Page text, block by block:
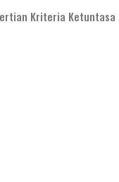
Kriteria Ketuntasa